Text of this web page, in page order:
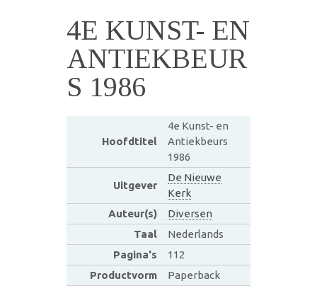
4E KUNST- EN
ANTIEKBEUR
S 1986
Hoofdtitel
4e Kunst- en
Antiekbeurs
1986
Uitgever
De Nieuwe
Kerk
Auteur(s)
Diversen
Taal
Nederlands
Pagina's
112
Productvorm
Paperback